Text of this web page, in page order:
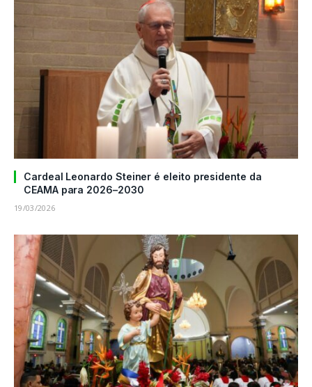
Cardeal Leonardo Steiner é eleito presidente da
CEAMA para 2026–2030
19/03/2026